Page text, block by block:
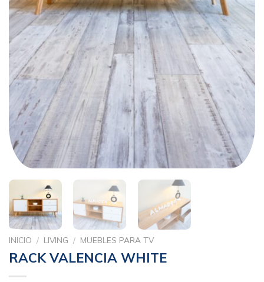
INICIO / LIVING / MUEBLES PARA TV
RACK VALENCIA WHITE